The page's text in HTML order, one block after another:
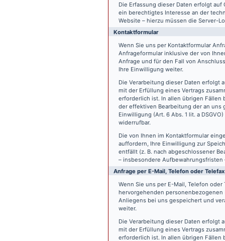
Die Erfassung dieser Daten erfolgt auf
ein berechtigtes Interesse an der
Website – hierzu müssen die Server-
Kontaktformular
Wenn Sie uns per Kontaktformular
Anfrageformular inklusive der von
Anfrage und für den Fall von
Ihre Einwilligung weiter.
Die Verarbeitung dieser Daten erfolgt
mit der Erfüllung eines Vertrags
erforderlich ist. In allen übrigen Fällen
der effektiven Bearbeitung der an uns
Einwilligung (Art. 6 Abs. 1 lit. a
widerrufbar.
Die von Ihnen im Kontaktformular
auffordern, Ihre Einwilligung zur
entfällt (z. B. nach abgeschlossener
– insbesondere
Anfrage per E-Mail, Telefon oder Telefax
Wenn Sie uns per E-Mail, Telefon
hervorgehenden personenbezogenen
Anliegens bei uns gespeichert und
weiter.
Die Verarbeitung dieser Daten erfolgt
mit der Erfüllung eines Vertrags
erforderlich ist. In allen übrigen Fällen